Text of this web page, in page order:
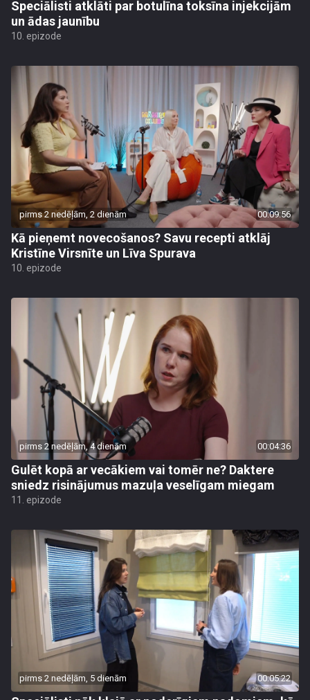
Speciālisti atklāti par botulīna toksīna injekcijām
un ādas jaunību
10. epizode
pirms 2 nedēļām, 2 dienām 00:09:56
Kā pieņemt novecošanos? Savu recepti atklāj
Kristīne Virsnīte un Līva Spurava
10. epizode
pirms 2 nedēļām, 4 dienām 00:04:36
Gulēt kopā ar vecākiem vai tomēr ne? Daktere
sniedz risinājumus mazuļa veselīgam miegam
11. epizode
pirms 2 nedēļām, 5 dienām 00:05:22